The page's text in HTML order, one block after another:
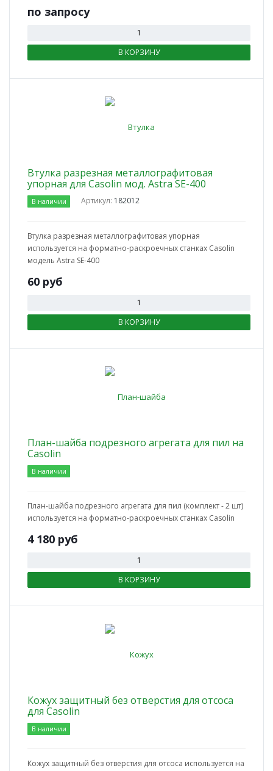
по запросу
В КОРЗИНУ
Втулка разрезная металлографитовая
упорная для Casolin мод. Astra SE-400
В наличии Артикул: 182012
Втулка разрезная металлографитовая упорная
используется на форматно-раскроечных станках Casolin
модель Astra SE-400
60 руб
В КОРЗИНУ
План-шайба подрезного агрегата для пил на
Casolin
В наличии
План-шайба подрезного агрегата для пил (комплект - 2 шт)
используется на форматно-раскроечных станках Casolin
4 180 руб
В КОРЗИНУ
Кожух защитный без отверстия для отсоса
для Casolin
В наличии
Кожух защитный без отверстия для отсоса используется на